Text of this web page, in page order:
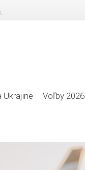
Ukrajine
Voľby 2026